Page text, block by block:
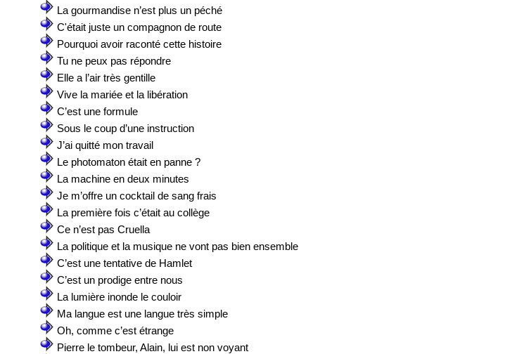
La gourmandise n’est plus un péché
C'était juste un compagnon de route
Pourquoi avoir raconté cette histoire
Tu ne peux pas répondre
Elle a l’air très gentille
Vive la mariée et la libération
C’est une formule
Sous le coup d’une instruction
J’ai quitté mon travail
Le photomaton était en panne ?
La machine en deux minutes
Je m’offre un cocktail de sang frais
La première fois c’était au collège
Ce n’est pas Cruella
La politique et la musique ne vont pas bien ensemble
C’est une tentative de Hamlet
C’est un prodige entre nous
La lumière inonde le couloir
Ma langue est une langue très simple
Oh, comme c’est étrange
Pierre le tombeur, Alain, lui est non voyant